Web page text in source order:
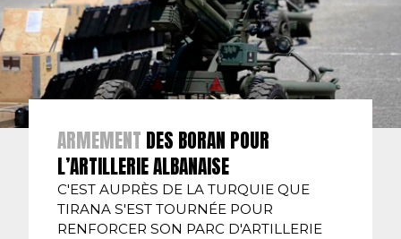
ARMEMENT DES BORAN POUR
L’ARTILLERIE ALBANAISE
C'EST AUPRÈS DE LA TURQUIE QUE
TIRANA S'EST TOURNÉE POUR
RENFORCER SON PARC D'ARTILLERIE